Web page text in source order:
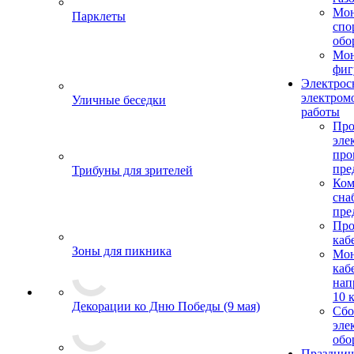
Парклеты
Уличные беседки
Трибуны для зрителей
Зоны для пикника
Декорации ко Дню Победы (9 мая)
работы
10